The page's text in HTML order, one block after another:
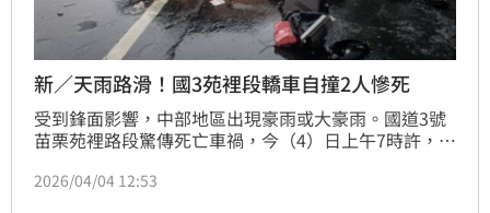
新／天雨路滑！國3苑裡段轎車自撞2人慘死
受到鋒面影響，中部地區出現豪雨或大豪雨。國道3號
苗栗苑裡路段驚傳死亡車禍，今（4）日上午7時許，一
不佳自撞護欄，撞擊力道猛烈，車體嚴重凹陷、毀損，
2026/04/04 12:53